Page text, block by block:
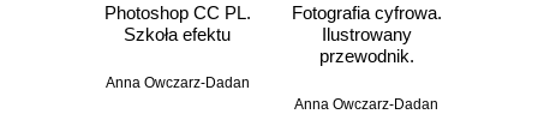
Photoshop CC PL.
Szkoła efektu
Anna Owczarz-Dadan
Fotografia cyfrowa.
Ilustrowany
przewodnik.
Anna Owczarz-Dadan